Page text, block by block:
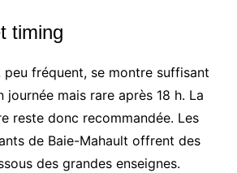
timing
peu fréquent, se montre suffisant
journée mais rare après 18 h. La
reste donc recommandée. Les
de Baie-Mahault offrent des
des grandes enseignes.